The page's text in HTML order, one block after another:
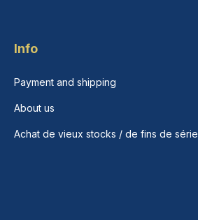
Info
Payment and shipping
About us
Achat de vieux stocks / de fins de série